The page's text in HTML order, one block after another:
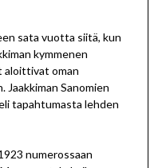
sata vuotta siitä, kun
kymmenen
aloittivat oman
Sanomien
tapahtumasta lehden
numerossaan